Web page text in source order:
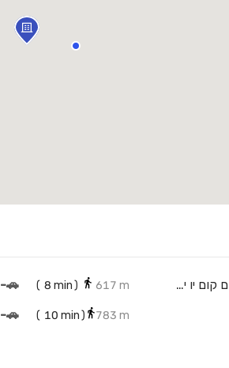
-🚗 ( 8 min) 617 m Ashtrom Comm-U אשטרום תלפיות - אשטרום קום יו ירושלים
-🚗 ( 10 min) 783 m